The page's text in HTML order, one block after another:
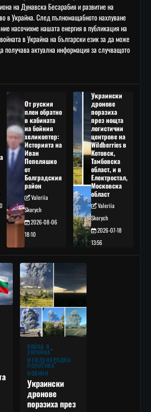
на Дунавска Бесарабия и развитие на
в Украйна. След пълномащабното нахлуване
насочихме нашата енергия в публикация на
в Украйна на български език за да може
получава актуална информация за случващото
От руския
плен обратно
в кабината
на бойния
хеликоптер:
Историята на
Иван
Пепеляшко
от
Болградския
район
Valeriia
Skorych
2026-08-06
18:10
Украински
дронове
поразиха
през нощта
логистични
центрове на
Wildberries в
Котовск,
Тамбовска
област, и в
Електростал,
Московска
област
Valeriia
Skorych
2026-07-18
13:56
ВОЙНА В
УКРАЙНА
МЕЖДУНАРОДНА
ПОЛИТИКА
НОВИНИ
Украински
дронове
поразиха през